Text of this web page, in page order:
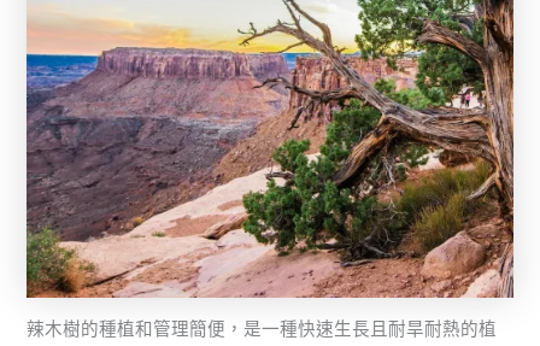
辣木樹的種植和管理簡便，是一種快速生長且耐旱耐熱的植